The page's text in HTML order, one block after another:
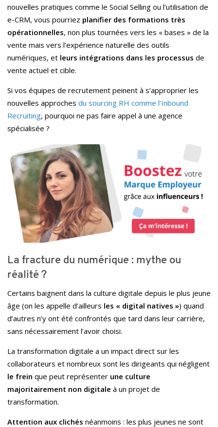
nouvelles pratiques comme le Social Selling ou l’utilisation de
e-CRM, vous pourriez planifier des formations très
opérationnelles, non plus tournées vers les « bases » de la
vente mais vers l’expérience naturelle des outils
numériques, et leurs intégrations dans les processus de
vente actuel et cible.
Si vos équipes de recrutement peinent à s’approprier les
nouvelles approches du sourcing RH comme l’Inbound
Recruiting, pourquoi ne pas faire appel à une agence
spécialisée ?
La fracture du numérique : mythe ou
réalité ?
Certains baignent dans la culture digitale depuis le plus jeune
âge (on les appelle d’ailleurs les « digital natives ») quand
d’autres n’y ont été confrontés que tard dans leur carrière,
sans nécessairement l’avoir choisi.
La transformation digitale a un impact direct sur les
collaborateurs et nombreux sont les dirigeants qui négligent
le frein que peut représenter une culture
majoritairement non digitale à un projet de
transformation.
Attention aux clichés néanmoins : les plus jeunes ne sont